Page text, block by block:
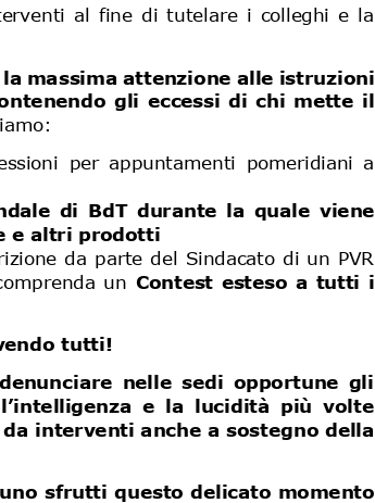
al  fine  di  tutelare  i  colleghi  e  la
la massima attenzione alle istruzioni
gli  eccessi  di  chi  mette  il
per  appuntamenti  pomeridiani  a
di BdT  durante  la  quale  viene
e altri prodotti
da parte del Sindacato di un PVR
un Contest  esteso  a  tutti  i
tutti!
nelle  sedi  opportune  gli
e  la  lucidità  più  volte
interventi anche a sostegno della
sfrutti questo delicato momento